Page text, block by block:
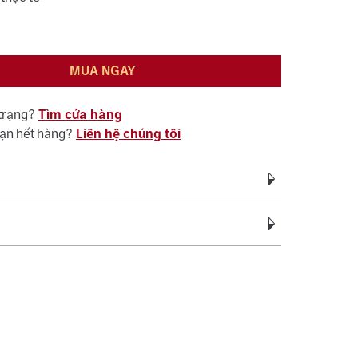
MUA NGAY
Tìm cửa hàng
hết hàng? Liên hệ chúng tôi